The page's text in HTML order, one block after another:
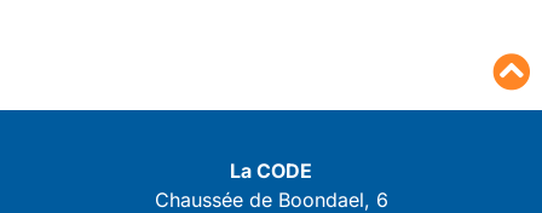
La CODE
Chaussée de Boondael, 6